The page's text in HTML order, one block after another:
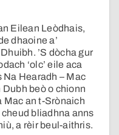
Eilean Leòdhais,
dhaoine a’
’S dòcha gur
‘olc’ eile aca
Na Hearadh – Mac
beò o chionn
Mac an t-Srònaich
bliadhna anns
a rèir beul-aithris.